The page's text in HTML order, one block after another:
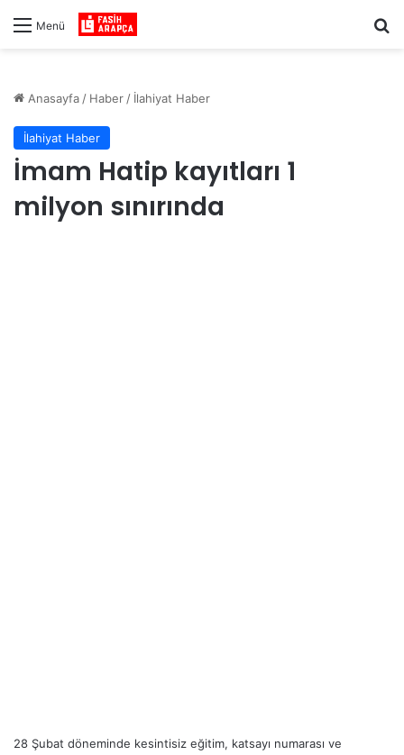
Menü
Anasayfa / Haber / İlahiyat Haber
İlahiyat Haber
İmam Hatip kayıtları 1
milyon sınırında
28 Şubat döneminde kesintisiz eğitim, katsayı numarası ve